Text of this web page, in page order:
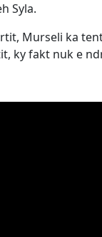
Syla.
Murseli ka
ky fakt nuk e